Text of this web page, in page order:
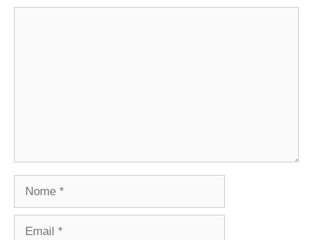
Nome
Email